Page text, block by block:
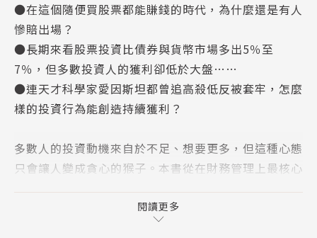
●在這個隨便買股票都能賺錢的時代，為什麼還是有人
慘賠出場？
●長期來看股票投資比債券與貨幣市場多出5％至
7％，但多數投資人的獲利卻低於大盤……
●連天才科學家愛因斯坦都曾追高殺低反被套牢，怎麼
樣的投資行為能創造持續獲利？
多數人的投資動機來自於不足、想要更多，但這種心態
只會讓人變成貪心的猴子。本書從在財務管理上最核心
「錢」出發的財務計畫，聚焦於符合人生價值的理財規
閱讀更多